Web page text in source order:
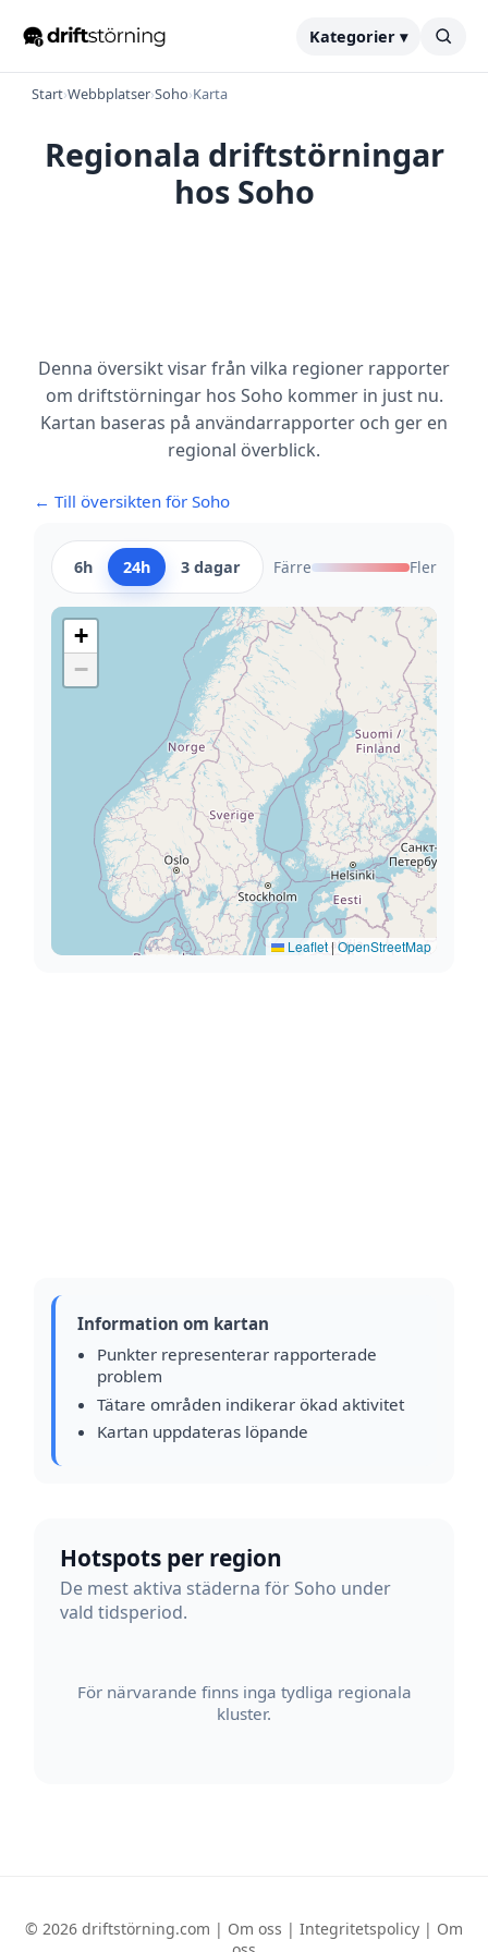
Kategorier ▾
Start›Webbplatser›Soho›Karta
Regionala driftstörningar
hos Soho
Denna översikt visar från vilka regioner rapporter
om driftstörningar hos Soho kommer in just nu.
Kartan baseras på användarrapporter och ger en
regional överblick.
← Till översikten för Soho
6h 24h 3 dagar Färre Fler
+
−
Leaflet|OpenStreetMap
Information om kartan
Punkter representerar rapporterade
problem
Tätare områden indikerar ökad aktivitet
Kartan uppdateras löpande
Hotspots per region
De mest aktiva städerna för Soho under
vald tidsperiod.
För närvarande finns inga tydliga regionala
kluster.
© 2026 driftstörning.com | Om oss | Integritetspolicy | Om